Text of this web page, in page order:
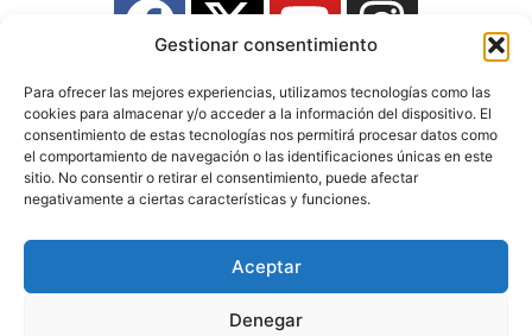
Gestionar consentimiento
Para ofrecer las mejores experiencias, utilizamos tecnologías como las
cookies para almacenar y/o acceder a la información del dispositivo. El
consentimiento de estas tecnologías nos permitirá procesar datos como
el comportamiento de navegación o las identificaciones únicas en este
sitio. No consentir o retirar el consentimiento, puede afectar
negativamente a ciertas características y funciones.
Aceptar
Denegar